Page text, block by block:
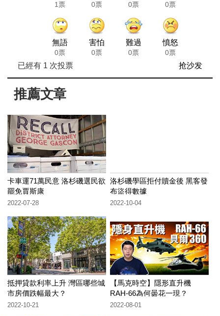
1票 0票 0票 0票
無語
0票
害怕
0票
難過
0票
憤怒
0票
已經有 1 次投票 抢沙发
推薦文章
卡車運71萬民意 洛杉磯選民欲
罷免賈斯康
2022-07-28
洛杉磯學區拒付贖金後 黑客發
布盜得數據
2022-10-04
抵押貸款利率上升 灣區哪些城
市房價跌幅最大？
2022-10-21
【馬克時空】隱形直升機
RAH-66為何曇花一現？
2022-08-01